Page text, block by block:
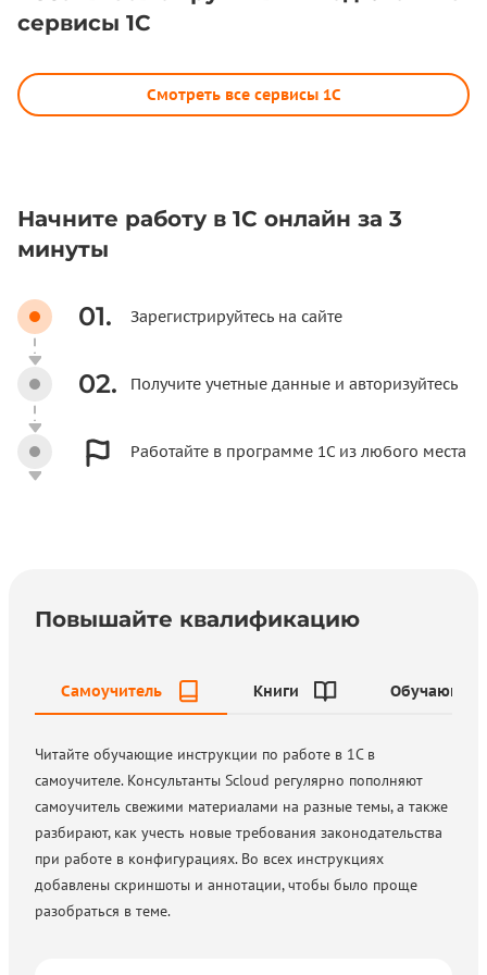
сервисы 1С
Смотреть все сервисы 1С
Начните работу в 1С онлайн за 3
минуты
01. Зарегистрируйтесь на сайте
02. Получите учетные данные и авторизуйтесь
Работайте в программе 1С из любого места
Повышайте квалификацию
Самоучитель Книги Обучающие
Читайте обучающие инструкции по работе в 1С в
самоучителе. Консультанты Scloud регулярно пополняют
самоучитель свежими материалами на разные темы, а также
разбирают, как учесть новые требования законодательства
при работе в конфигурациях. Во всех инструкциях
добавлены скриншоты и аннотации, чтобы было проще
разобраться в теме.